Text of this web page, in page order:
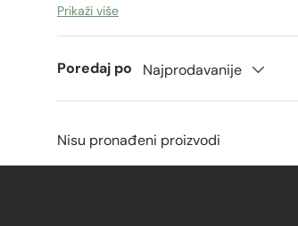
savršene su za pozivnice za
Prikaži više
Poredaj po Najprodavanije
Nisu pronađeni proizvodi